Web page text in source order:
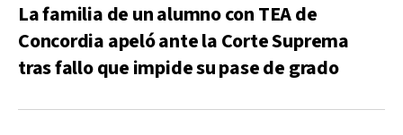
La familia de un alumno con TEA de
Concordia apeló ante la Corte Suprema
tras fallo que impide su pase de grado